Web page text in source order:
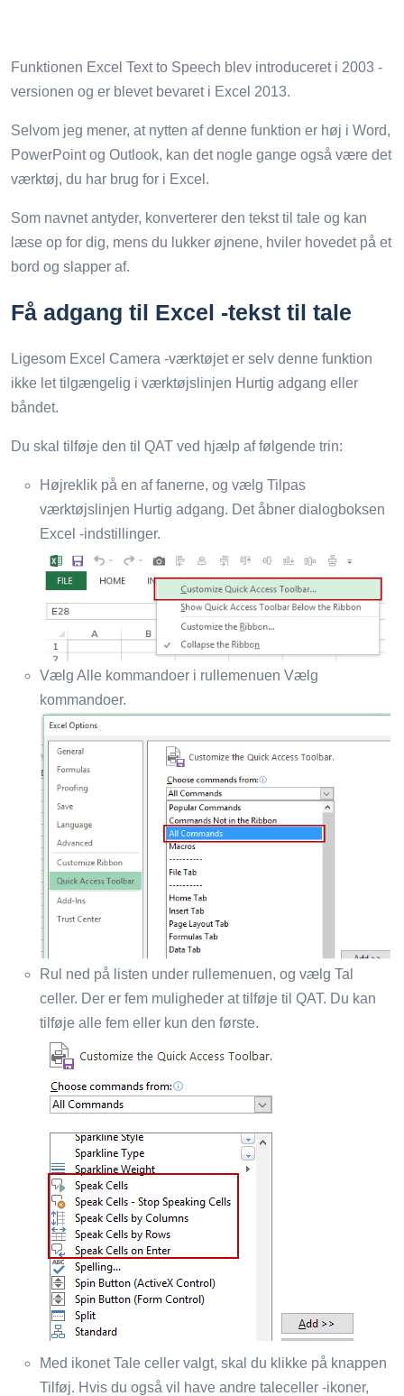
Funktionen Excel Text to Speech blev introduceret i 2003 -
versionen og er blevet bevaret i Excel 2013.
Selvom jeg mener, at nytten af ​​denne funktion er høj i Word,
PowerPoint og Outlook, kan det nogle gange også være det
værktøj, du har brug for i Excel.
Som navnet antyder, konverterer den tekst til tale og kan
læse op for dig, mens du lukker øjnene, hviler hovedet på et
bord og slapper af.
Få adgang til Excel -tekst til tale
Ligesom Excel Camera -værktøjet er selv denne funktion
ikke let tilgængelig i værktøjslinjen Hurtig adgang eller
båndet.
Du skal tilføje den til QAT ved hjælp af følgende trin:
Højreklik på en af ​​fanerne, og vælg Tilpas
værktøjslinjen Hurtig adgang. Det åbner dialogboksen
Excel -indstillinger.
Vælg Alle kommandoer i rullemenuen Vælg
kommandoer.
Rul ned på listen under rullemenuen, og vælg Tal
celler. Der er fem muligheder at tilføje til QAT. Du kan
tilføje alle fem eller kun den første.
Med ikonet Tale celler valgt, skal du klikke på knappen
Tilføj. Hvis du også vil have andre taleceller -ikoner,